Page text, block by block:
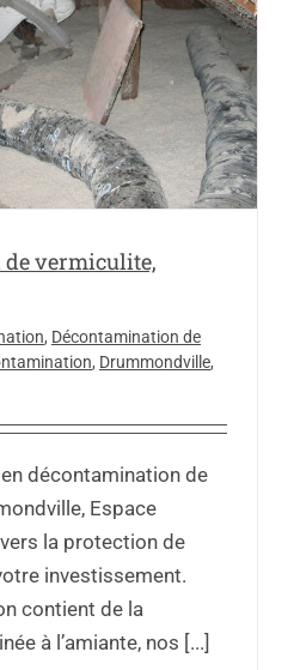
vermiculite,
, Décontamination de
, Drummondville,
décontamination de
Espace
la protection de
investissement.
contient de la
à l’amiante, nos [...]